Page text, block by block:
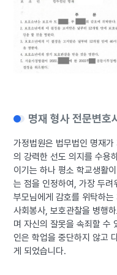
명재 형사 전문변호
가정법원은 법무법인 명재
의 강력한 선도 의지를 수용
이기는 하나 평소 학교생활
는 점을 인정하여, 가장 두
부모님에게 감호를 위탁하
사회봉사, 보호관찰을 병행
며 자신의 잘못을 속죄할 수
인은 학업을 중단하지 않고
게 되었습니다.